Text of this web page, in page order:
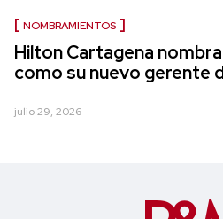
NOMBRAMIENTOS
Hilton Cartagena
como su nuevo gerente
julio 29, 2026